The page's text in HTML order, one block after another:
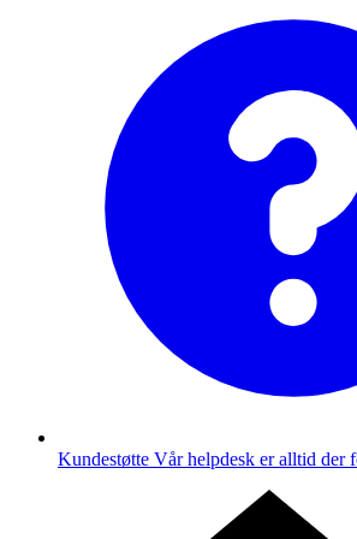
Kundestøtte Vår helpdesk er alltid der